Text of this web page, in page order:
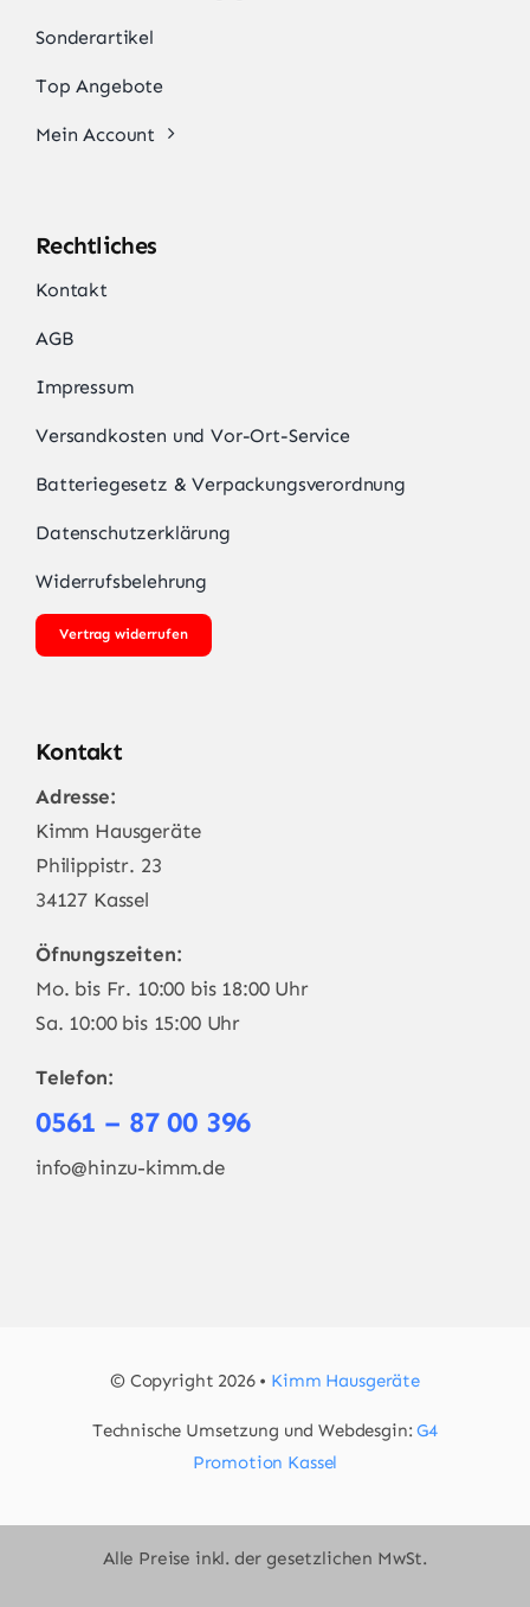
Sonderartikel
Top Angebote
Mein Account
Rechtliches
Kontakt
AGB
Impressum
Versandkosten und Vor-Ort-Service
Batteriegesetz & Verpackungsverordnung
Datenschutzerklärung
Widerrufsbelehrung
Vertrag widerrufen
Kontakt
Adresse:
Kimm Hausgeräte
Philippistr. 23
34127 Kassel
Öfnungszeiten:
Mo. bis Fr. 10:00 bis 18:00 Uhr
Sa. 10:00 bis 15:00 Uhr
Telefon:
0561 – 87 00 396
info@hinzu-kimm.de
© Copyright 2026 • Kimm Hausgeräte
Technische Umsetzung und Webdesgin:G4
Promotion Kassel
Alle Preise inkl. der gesetzlichen MwSt.